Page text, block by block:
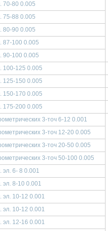
70-80 0.005
75-88 0.005
80-90 0.005
87-100 0.005
90-100 0.005
100-125 0.005
125-150 0.005
150-170 0.005
175-200 0.005
3-точ 6-12 0.001
3-точ 12-20 0.005
3-точ 20-50 0.005
3-точ 50-100 0.005
эл. 6- 8 0.001
эл. 8-10 0.001
эл. 10-12 0.001
эл. 10-12 0.001
эл. 12-16 0.001